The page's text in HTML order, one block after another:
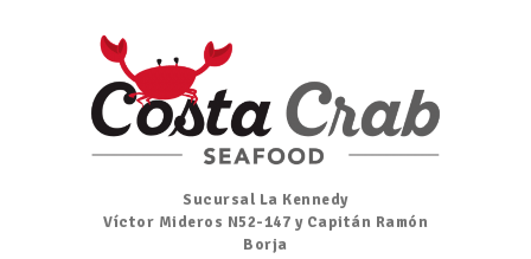
Sucursal La Kennedy
Víctor Mideros N52-147 y Capitán Ramón
Borja
Inicio
Nosotros
Menú
Ordena por Whatsapp
Promociones